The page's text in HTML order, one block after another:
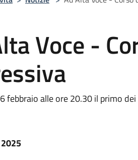
Voce -
febbraio alle ore 20.30 il primo